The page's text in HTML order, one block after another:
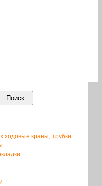
Поиск
ходовые краны, трубки